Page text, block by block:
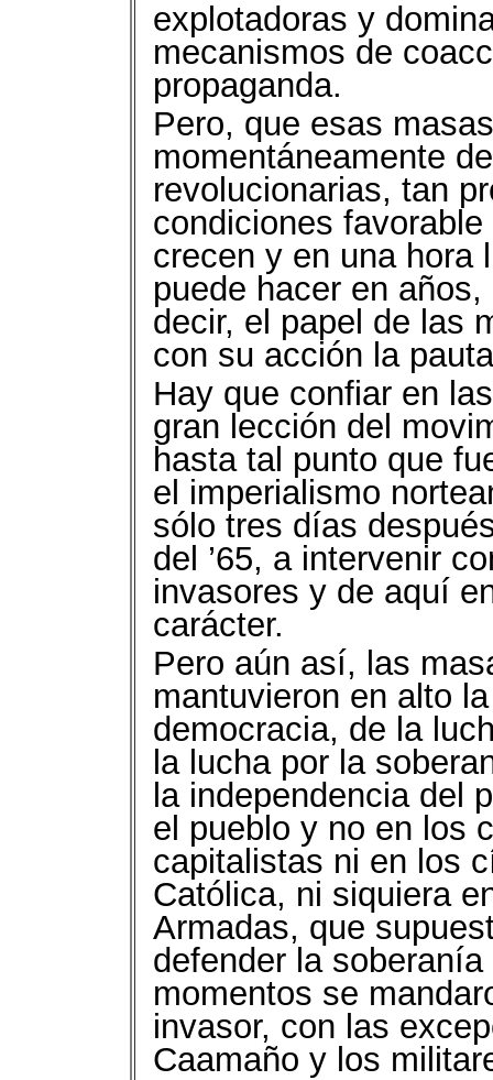
explotadoras y
mecanismos de
propaganda.
Pero, que esas
momentáneamente
revolucionarias, tan
condiciones
crecen y en una hora
puede hacer en
decir, el papel de las
con su acción la
Hay que confiar en
gran lección del
hasta tal punto que
el imperialismo
sólo tres días
del ’65, a intervenir
invasores y de aquí
carácter.
Pero aún así, las
mantuvieron en alto
democracia, de la
la lucha por la
la independencia del
el pueblo y no en los
capitalistas ni en los
Católica, ni siquiera
Armadas, que
defender la
momentos se
invasor, con las
Caamaño y los